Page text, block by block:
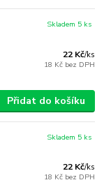
22 Kč/ks
18 Kč bez DPH
Skladem 5 ks
Přidat do košíku
22 Kč/ks
18 Kč bez DPH
Skladem 5 ks